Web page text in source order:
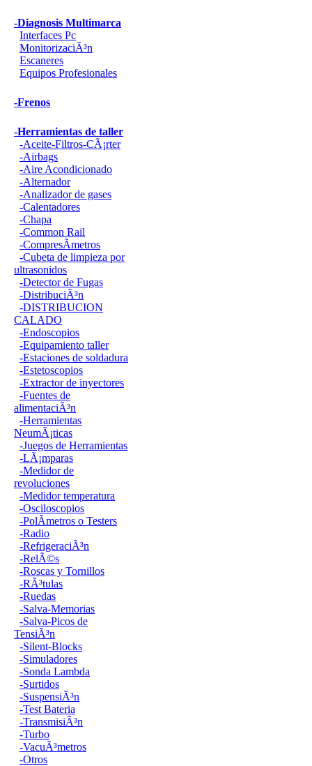
-Diagnosis Multimarca
Interfaces Pc
MonitorizaciÃ³n
Escaneres
Equipos Profesionales
-Frenos
-Herramientas de taller
-Aceite-Filtros-CÃ¡rter
-Airbags
-Aire Acondicionado
-Alternador
-Analizador de gases
-Calentadores
-Chapa
-Common Rail
-CompresÃ­metros
-Cubeta de limpieza por
ultrasonidos
-Detector de Fugas
-DistribuciÃ³n
-DISTRIBUCION
CALADO
-Endoscopios
-Equipamiento taller
-Estaciones de soldadura
-Estetoscopios
-Extractor de inyectores
-Fuentes de
alimentaciÃ³n
-Herramientas
NeumÃ¡ticas
-Juegos de Herramientas
-LÃ¡mparas
-Medidor de
revoluciones
-Medidor temperatura
-Osciloscopios
-PolÃ­metros o Testers
-Radio
-RefrigeraciÃ³n
-RelÃ©s
-Roscas y Tornillos
-RÃ³tulas
-Ruedas
-Salva-Memorias
-Salva-Picos de
TensiÃ³n
-Silent-Blocks
-Simuladores
-Sonda Lambda
-Surtidos
-SuspensiÃ³n
-Test Bateria
-TransmisiÃ³n
-Turbo
-VacuÃ³metros
-Otros